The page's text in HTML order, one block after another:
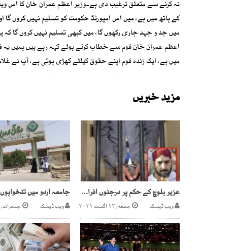
نہ کرنے سے متعلق ترغیب دی ہے۔وزیر اعظم عمران خان کا اس
کے ہاتھ میں ہے، میں اس امپورٹڈ حکومت کو تسلیم نہیں کروں
میں جد و جہد جاری رکھوں گا، میں کبھی تسلیم نہیں کروں گا
اعظم عمران خان قوم سے خطاب کرتے ہوئے کہہ رہے ہیں ہمیں یہ
میں ہے، ایک زندہ قوم اپنے حقوق کیلئے کھڑی ہوتی ہے، آپ نے
مزید خبریں
عزیر بلوچ کے حکم پر درجنوں افراد کو قتل کرنے والا ٹارگٹ کلر گرفتار
ویب ڈیسک جمعه, ۱۳ اگست ۲۰۲۱ ویب ڈیسک جمعرات, ۴ جولائی ۲۰۲۴